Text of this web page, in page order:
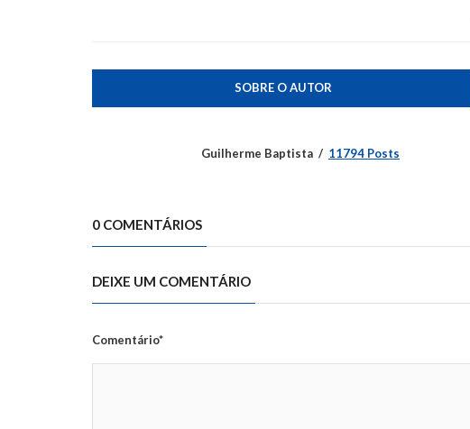
SOBRE O AUTOR
Guilherme Baptista 11794 Posts
0 COMENTÁRIOS
DEIXE UM COMENTÁRIO
Comentário*